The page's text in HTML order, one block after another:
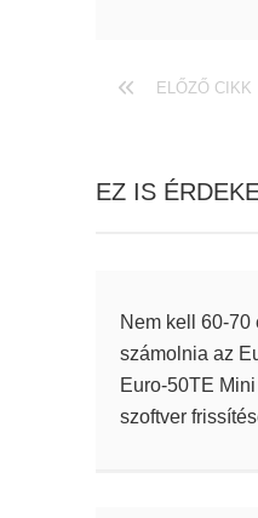
ELŐZŐ CIKK
EZ IS
Nem kell 60-70
számolnia az
Euro-50TE
szoftver